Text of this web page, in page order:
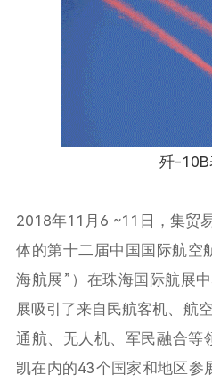
歼-10B
2018年11月6 ~11日，集贸
体的第十二届中国国际航空
海航展”）在珠海国际航展
展吸引了来自民航客机、航
通航、无人机、军民融合等
凯在内的43个国家和地区参